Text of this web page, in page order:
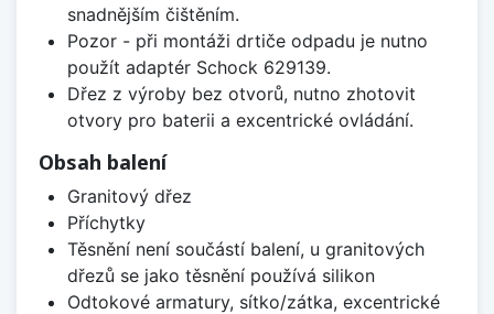
snadnějším čištěním.
Pozor - při montáži drtiče odpadu je nutno
použít adaptér Schock 629139.
Dřez z výroby bez otvorů, nutno zhotovit
otvory pro baterii a excentrické ovládání.
Obsah balení
Granitový dřez
Příchytky
Těsnění není součástí balení, u granitových
dřezů se jako těsnění používá silikon
Odtokové armatury, sítko/zátka, excentrické